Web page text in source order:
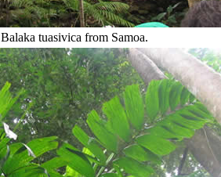
Balaka tuasivica from Samoa.